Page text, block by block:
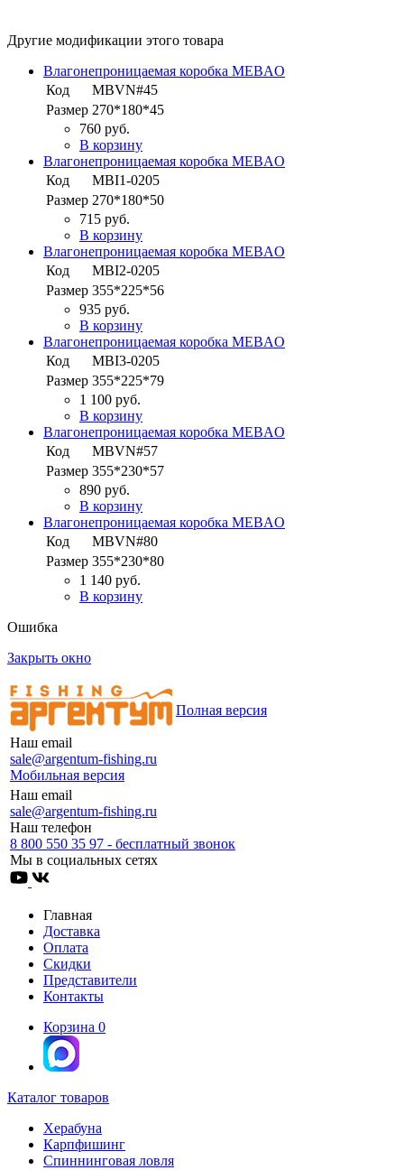
Другие модификации этого товара
Влагонепроницаемая коробка MEBAO
Код
MBVN#45
Размер 270*180*45
760 руб.
В корзину
Влагонепроницаемая коробка MEBAO
Код
MBI1-0205
Размер 270*180*50
715 руб.
В корзину
Влагонепроницаемая коробка MEBAO
Код
MBI2-0205
Размер 355*225*56
935 руб.
В корзину
Влагонепроницаемая коробка MEBAO
Код
MBI3-0205
Размер 355*225*79
1 100 руб.
В корзину
Влагонепроницаемая коробка MEBAO
Код
MBVN#57
Размер 355*230*57
890 руб.
В корзину
Влагонепроницаемая коробка MEBAO
Код
MBVN#80
Размер 355*230*80
1 140 руб.
В корзину
Ошибка
Закрыть окно
Наш email
sale@argentum-fishing.ru
Мобильная версия
Полная версия
Наш email
sale@argentum-fishing.ru
Наш телефон
8 800 550 35 97 - бесплатный звонок
Мы в социальных сетях
Главная
Доставка
Оплата
Скидки
Представители
Контакты
Корзина 0
Каталог товаров
Херабуна
Карпфишинг
Спиннинговая ловля